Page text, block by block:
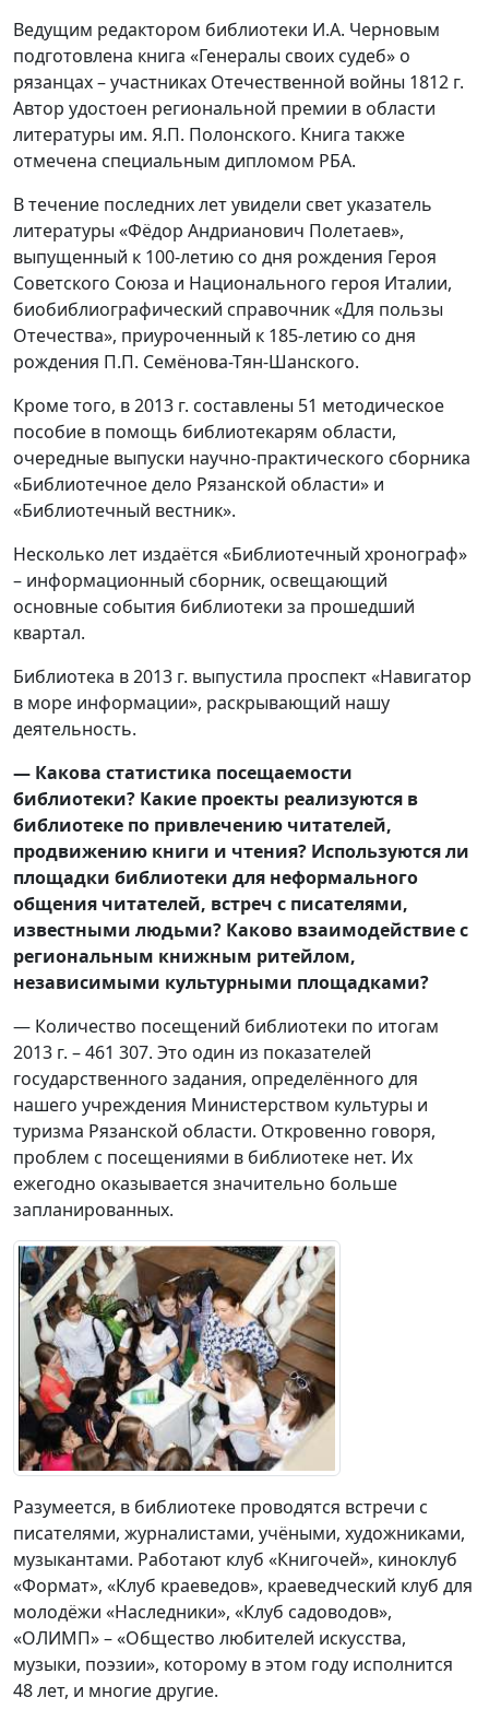
Ведущим редактором библиотеки И.А. Черновым
подготовлена книга «Генералы своих судеб» о
рязанцах – участниках Отечественной войны 1812 г.
Автор удостоен региональной премии в области
литературы им. Я.П. Полонского. Книга также
отмечена специальным дипломом РБА.
В течение последних лет увидели свет указатель
литературы «Фёдор Андрианович Полетаев»,
выпущенный к 100-летию со дня рождения Героя
Советского Союза и Национального героя Италии,
биобиблиографический справочник «Для пользы
Отечества», приуроченный к 185-летию со дня
рождения П.П. Семёнова-Тян-Шанского.
Кроме того, в 2013 г. составлены 51 методическое
пособие в помощь библиотекарям области,
очередные выпуски научно-практического сборника
«Библиотечное дело Рязанской области» и
«Библиотечный вестник».
Несколько лет издаётся «Библиотечный хронограф»
– информационный сборник, освещающий
основные события библиотеки за прошедший
квартал.
Библиотека в 2013 г. выпустила проспект «Навигатор
в море информации», раскрывающий нашу
деятельность.
— Какова статистика посещаемости
библиотеки? Какие проекты реализуются в
библиотеке по привлечению читателей,
продвижению книги и чтения? Используются ли
площадки библиотеки для неформального
общения читателей, встреч с писателями,
известными людьми? Каково взаимодействие с
региональным книжным ритейлом,
независимыми культурными площадками?
— Количество посещений библиотеки по итогам
2013 г. – 461 307. Это один из показателей
государственного задания, определённого для
нашего учреждения Министерством культуры и
туризма Рязанской области. Откровенно говоря,
проблем с посещениями в библиотеке нет. Их
ежегодно оказывается значительно больше
запланированных.
Разумеется, в библиотеке проводятся встречи с
писателями, журналистами, учёными, художниками,
музыкантами. Работают клуб «Книгочей», киноклуб
«Формат», «Клуб краеведов», краеведческий клуб для
молодёжи «Наследники», «Клуб садоводов»,
«ОЛИМП» – «Общество любителей искусства,
музыки, поэзии», которому в этом году исполнится
48 лет, и многие другие.